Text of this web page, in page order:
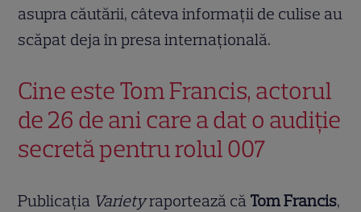
asupra căutării, câteva informații de culise au
scăpat deja în presa internațională.
Cine este Tom Francis, actorul
de 26 de ani care a dat o audiție
secretă pentru rolul 007
Publicația Varietyraportează că Tom Francis,